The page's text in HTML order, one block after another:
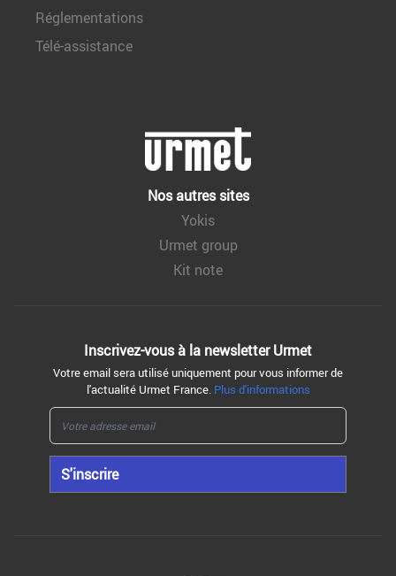
Réglementations
Télé-assistance
Nos autres sites
Yokis
Urmet group
Kit note
Inscrivez-vous à la newsletter Urmet
Votre email sera utilisé uniquement pour vous informer de
l'actualité Urmet France. Plus d'informations
S'inscrire